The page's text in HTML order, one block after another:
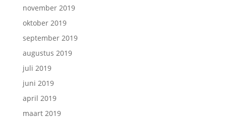
november 2019
oktober 2019
september 2019
augustus 2019
juli 2019
juni 2019
april 2019
maart 2019